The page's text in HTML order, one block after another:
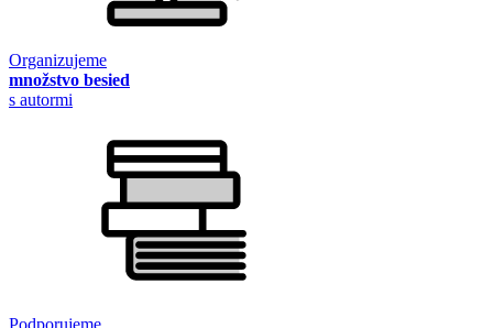
Organizujeme
množstvo besied
s autormi
Podporujeme